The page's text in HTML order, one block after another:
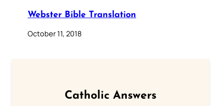
Webster Bible Translation
October 11, 2018
Catholic Answers